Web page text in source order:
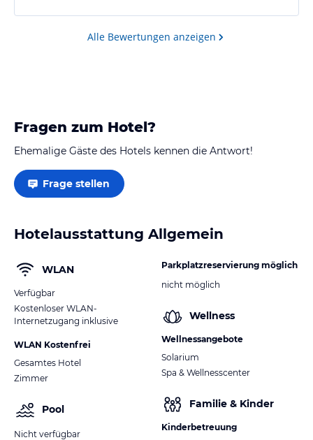
Alle Bewertungen anzeigen
Fragen zum Hotel?
Ehemalige Gäste des Hotels kennen die Antwort!
Frage stellen
Hotelausstattung Allgemein
WLAN
Verfügbar
Kostenloser WLAN-
Internetzugang inklusive
WLAN Kostenfrei
Gesamtes Hotel
Zimmer
Pool
Nicht verfügbar
Parkplatzreservierung möglich
nicht möglich
Wellness
Wellnessangebote
Solarium
Spa & Wellnesscenter
Familie & Kinder
Kinderbetreuung